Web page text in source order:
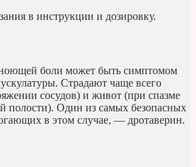
в инструкции и дозировку.
боли может быть симптомом
Страдают чаще всего
сосудов) и живот (при спазме
полости). Один из самых безопасных
в этом случае, — дротаверин.